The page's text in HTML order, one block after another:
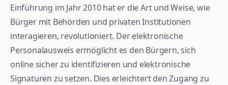
Einführung im Jahr 2010 hat er die Art und Weise, wie
Bürger mit Behörden und privaten Institutionen
interagieren, revolutioniert. Der elektronische
Personalausweis ermöglicht es den Bürgern, sich
online sicher zu identifizieren und elektronische
Signaturen zu setzen. Dies erleichtert den Zugang zu